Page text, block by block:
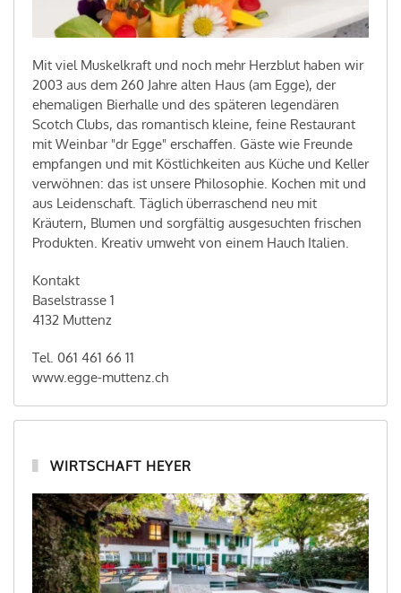
Mit viel Muskelkraft und noch mehr Herzblut haben wir
2003 aus dem 260 Jahre alten Haus (am Egge), der
ehemaligen Bierhalle und des späteren legendären
Scotch Clubs, das romantisch kleine, feine Restaurant
mit Weinbar "dr Egge" erschaffen. Gäste wie Freunde
empfangen und mit Köstlichkeiten aus Küche und Keller
verwöhnen: das ist unsere Philosophie. Kochen mit und
aus Leidenschaft. Täglich überraschend neu mit
Kräutern, Blumen und sorgfältig ausgesuchten frischen
Produkten. Kreativ umweht von einem Hauch Italien.
Kontakt
Baselstrasse 1
4132 Muttenz
Tel. 061 461 66 11
www.egge-muttenz.ch
WIRTSCHAFT HEYER